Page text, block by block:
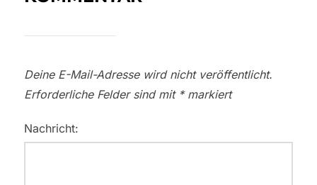
Deine E-Mail-Adresse wird nicht veröffentlicht.
Erforderliche Felder sind mit *markiert
Nachricht: